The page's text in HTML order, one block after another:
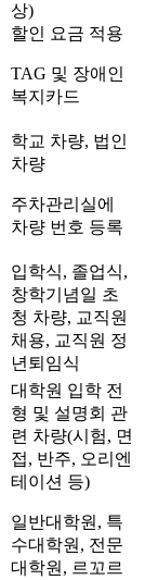
상)
할인 요금 적용
TAG 및 장애인
복지카드
학교 차량, 법인
차량
주차관리실에
차량 번호 등록
입학식, 졸업식,
창학기념일 초
청 차량, 교직원
채용, 교직원 정
년퇴임식
대학원 입학 전
형 및 설명회 관
련 차량(시험, 면
접, 반주, 오리엔
테이션 등)
일반대학원, 특
수대학원, 전문
대학원, 르꼬르